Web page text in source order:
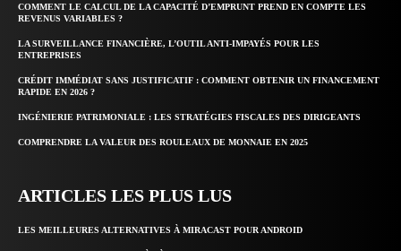
COMMENT LE CALCUL DE LA CAPACITÉ D’EMPRUNT PREND EN COMPTE LES
REVENUS VARIABLES ?
LA SURVEILLANCE FINANCIÈRE, L’OUTIL ANTI-IMPAYÉS POUR LES
ENTREPRISES
CRÉDIT IMMÉDIAT SANS JUSTIFICATIF : COMMENT OBTENIR UN FINANCEMENT
RAPIDE EN 2026 ?
INGÉNIERIE PATRIMONIALE : LES STRATÉGIES FISCALES DES DIRIGEANTS
COMPRENDRE LA VALEUR DES ROULEAUX DE MONNAIE EN 2025
ARTICLES LES PLUS LUS
LES MEILLEURES ALTERNATIVES À MIRACAST POUR ANDROID